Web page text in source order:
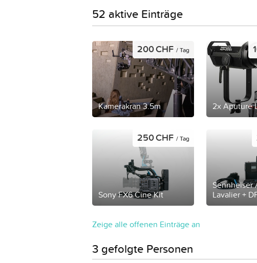
52 aktive Einträge
Kamerakran 3.5m
200 CHF / Tag
2x Aputure
Sony FX6 Cine Kit
250 CHF / Tag
Sennheiser
Lavalier +
Zeige alle offenen Einträge an
3 gefolgte Personen